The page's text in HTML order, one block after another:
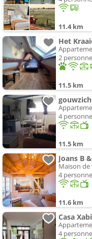
11.4 km
Het
2
11.5 km
4
11.5 km
Joans B
Maison de
4
11.6 km
Casa
4